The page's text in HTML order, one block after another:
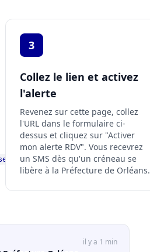
demarche/XXXX
3
Collez le lien et activez
l'alerte
Revenez sur cette page, collez
l'URL dans le formulaire ci-
dessus et cliquez sur "Activer
mon alerte RDV". Vous recevrez
un SMS dès qu'un créneau se
libère à la Préfecture de Orléans.
il y a 1 min